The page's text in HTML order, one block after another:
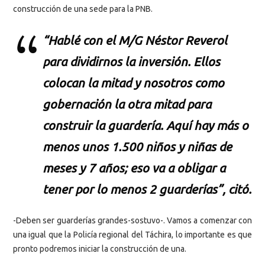
construcción de una sede para la PNB.
“Hablé con el M/G Néstor Reverol
para dividirnos la inversión. Ellos
colocan la mitad y nosotros como
gobernación la otra mitad para
construir la guardería. Aquí hay más o
menos unos 1.500 niños y niñas de
meses y 7 años; eso va a obligar a
tener por lo menos 2 guarderías”, citó.
-Deben ser guarderías grandes-sostuvo-. Vamos a comenzar con
una igual que la Policía regional del Táchira, lo importante es que
pronto podremos iniciar la construcción de una.